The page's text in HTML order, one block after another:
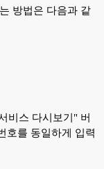
방법은 다음과 같
비스 다시보기" 버
호를 동일하게 입력